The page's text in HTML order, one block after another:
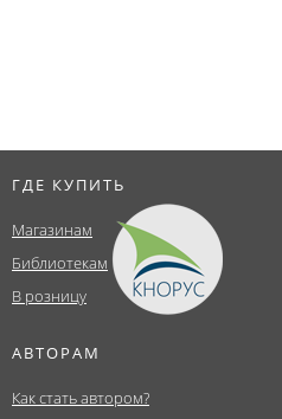
ГДЕ КУПИТЬ
Магазинам
Библиотекам
В розницу
АВТОРАМ
Как стать автором?